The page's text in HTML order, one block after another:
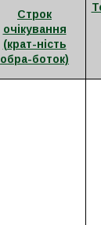
Строк
очікування
(крат-ність
обра-боток)